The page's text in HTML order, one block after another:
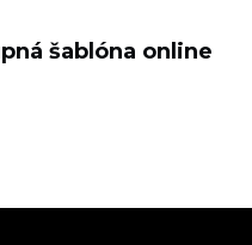
šablóna online